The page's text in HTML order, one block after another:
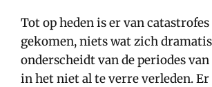
Tot op heden is er van
gekomen, niets wat zich
onderscheidt van de periodes
in het niet al te verre verleden.